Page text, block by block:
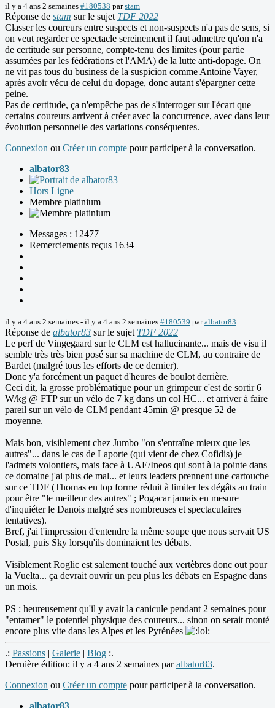
il y a 4 ans 2 semaines #180538 parstam
Réponse de stam sur le sujet TDF 2022
Classer les coureurs entre suspects et non-suspects n'a pas de sens, si
on veut regarder ce spectacle sereinement il faut admettre qu'on n'a
de certitude sur personne, compte-tenu des limites (pour partie
assumées par les fédérations et l'AMA) de la lutte anti-dopage. On
ne vit pas tous du business de la suspicion comme Antoine Vayer,
après avoir vécu de celui du dopage, donc autant s'épargner cette
peine.
Pas de certitude, ça n'empêche pas de s'interroger sur l'écart que
certains coureurs arrivent à créer avec la concurrence, avec dans leur
évolution personnelle des variations conséquentes.
Connexion ou Créer un compte pour participer à la conversation.
albator83
Hors Ligne
Membre platinium
Messages : 12477
Remerciements reçus 1634
il y a 4 ans 2 semaines - il y a 4 ans 2 semaines #180539 paralbator83
Réponse de albator83 sur le sujet TDF 2022
Le perf de Vingegaard sur le CLM est hallucinante... mais de visu il
semble très très bien posé sur sa machine de CLM, au contraire de
Bardet (malgré tous les efforts de ce dernier).
Donc y'a forcément un paquet d'heures de boulot derrière.
Ceci dit, la grosse problématique pour un grimpeur c'est de sortir 6
W/kg @ FTP sur un vélo de 7 kg dans un col HC... et arriver à faire
pareil sur un vélo de CLM pendant 45min @ presque 52 de
moyenne.
Mais bon, visiblement chez Jumbo "on s'entraîne mieux que les
autres"... dans le cas de Laporte (qui vient de chez Cofidis) je
l'admets volontiers, mais face à UAE/Ineos qui sont à la pointe dans
ce domaine j'ai plus de mal... et leurs leaders prennent une cartouche
sur ce TDF (Thomas en top forme réduit à limiter les dégâts au train
pour être "le meilleur des autres" ; Pogacar jamais en mesure
d'inquiéter le Danois malgré ses nombreuses et spectaculaires
tentatives).
Bref, j'ai l'impression d'entendre la même soupe que nous servait US
Postal, puis Sky lorsqu'ils dominaient les débats.
Visiblement Roglic est salement touché aux vertèbres donc out pour
la Vuelta... ça devrait ouvrir un peu plus les débats en Espagne dans
un mois.
PS : heureusement qu'il y avait la canicule pendant 2 semaines pour
"entamer" le potentiel physique des coureurs... sinon on serait monté
encore plus vite dans les Alpes et les Pyrénées
.: Passions | Galerie | Blog :.
Dernière édition: il y a 4 ans 2 semaines paralbator83.
Connexion ou Créer un compte pour participer à la conversation.
albator83